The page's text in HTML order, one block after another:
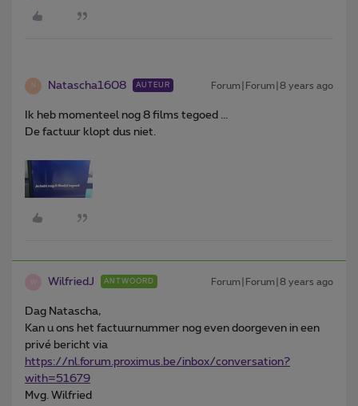
N Natascha1608 AUTEUR Forum|Forum|8 years ago
Ik heb momenteel nog 8 films tegoed ...
De factuur klopt dus niet.
WilfriedJ ANTWOORD Forum|Forum|8 years ago
Dag Natascha,
Kan u ons het factuurnummer nog even doorgeven in een
privé bericht via
https://nl.forum.proximus.be/inbox/conversation?
with=51679
Mvg. Wilfried